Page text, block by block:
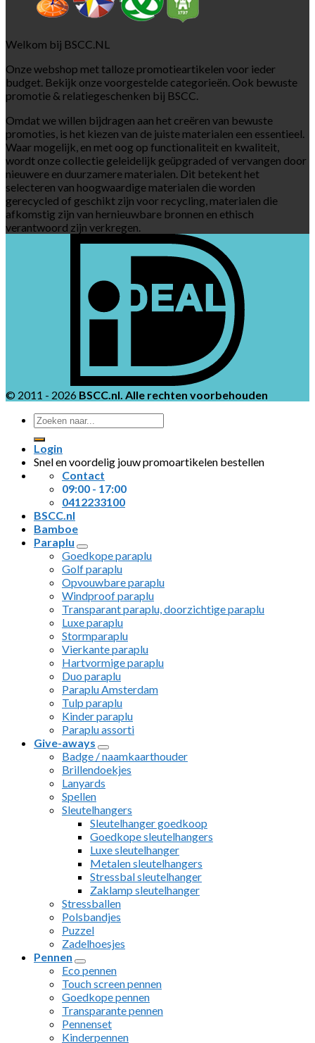
Welkom bij BSCC.NL
Onze webshop met talloze promotieartikelen voor ieder
budget. Bekijk onze voorgestelde categorieën. Ook bewuste
promotie & relatiegeschenken bij BSCC.
Omdat we willen bijdragen aan het creëren van bewuste
promoties, is het kiezen van de juiste materialen een essentieel.
Waar mogelijk, en met oog op functionaliteit en kwaliteit,
wordt onze collectie geleidelijk geüpgraded of vervangen door
nieuwere en duurzamere materialen. Dit betekent het
selecteren van hoogwaardige materialen die worden
gerecycled of geschikt zijn voor recycling, materialen die
afkomstig zijn van hernieuwbare bronnen en ethisch
verantwoord zijn verkregen.
© 2011 - 2026 BSCC.nl. Alle rechten voorbehouden
Zoeken
naar:
Login
Snel en voordelig jouw promoartikelen bestellen
Contact
09:00 - 17:00
0412233100
BSCC.nl
Bamboe
Paraplu
Goedkope paraplu
Golf paraplu
Opvouwbare paraplu
Windproof paraplu
Transparant paraplu, doorzichtige paraplu
Luxe paraplu
Stormparaplu
Vierkante paraplu
Hartvormige paraplu
Duo paraplu
Paraplu Amsterdam
Tulp paraplu
Kinder paraplu
Paraplu assorti
Give-aways
Badge / naamkaarthouder
Brillendoekjes
Lanyards
Spellen
Sleutelhangers
Sleutelhanger goedkoop
Goedkope sleutelhangers
Luxe sleutelhanger
Metalen sleutelhangers
Stressbal sleutelhanger
Zaklamp sleutelhanger
Stressballen
Polsbandjes
Puzzel
Zadelhoesjes
Pennen
Eco pennen
Touch screen pennen
Goedkope pennen
Transparante pennen
Pennenset
Kinderpennen